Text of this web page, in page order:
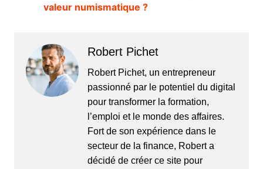
valeur numismatique ?
Robert Pichet
Robert Pichet, un entrepreneur
passionné par le potentiel du digital
pour transformer la formation,
l’emploi et le monde des affaires.
Fort de son expérience dans le
secteur de la finance, Robert a
décidé de créer ce site pour